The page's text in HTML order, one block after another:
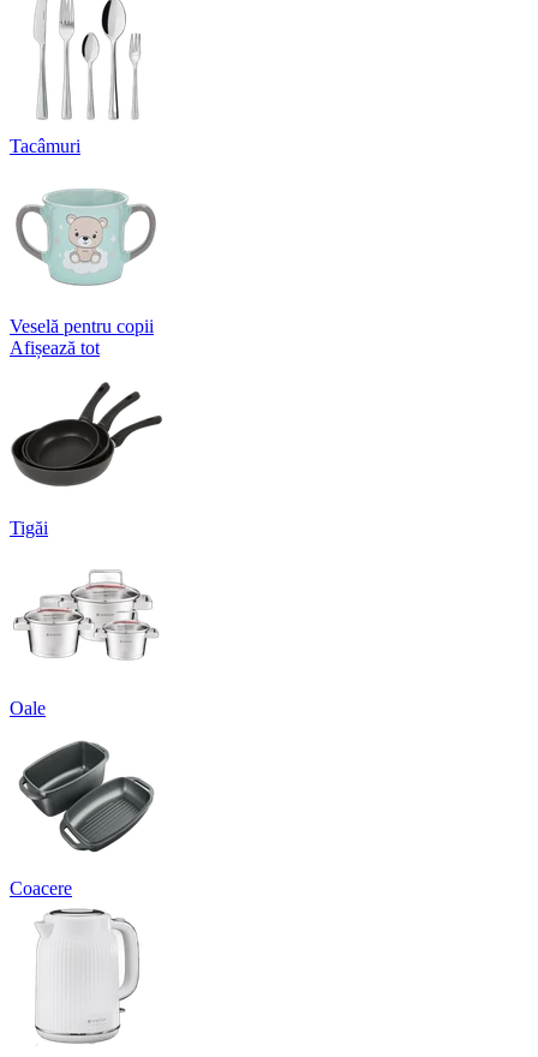
Tacâmuri
Veselă pentru copii
Afișează tot
Tigăi
Oale
Coacere